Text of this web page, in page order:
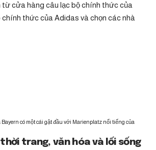
từ cửa hàng câu lạc bộ chính thức của
thức của Adidas và chọn các nhà
Bayern có một cái gật đầu với Marienplatz nổi tiếng của
trang, văn hóa và lối sống